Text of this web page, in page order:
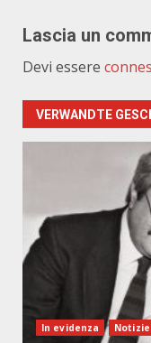
Lascia un
Devi essere
VERWANDTE
In evidenza Notizie